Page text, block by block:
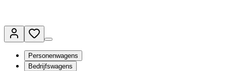
Personenwagens
Bedrijfswagens